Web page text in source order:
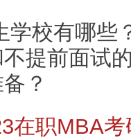
学校有哪些
提前面试
？
在职MBA